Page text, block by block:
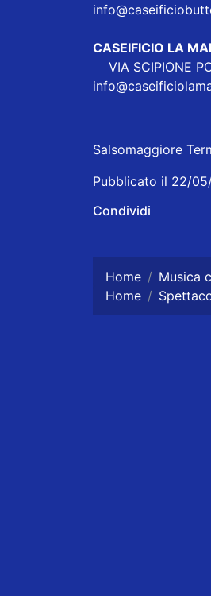
CASEIFICIO LA
VIA SCIPIONE
Salsomaggiore
Pubblicato il 22/
Condividi
Home Musica
Home